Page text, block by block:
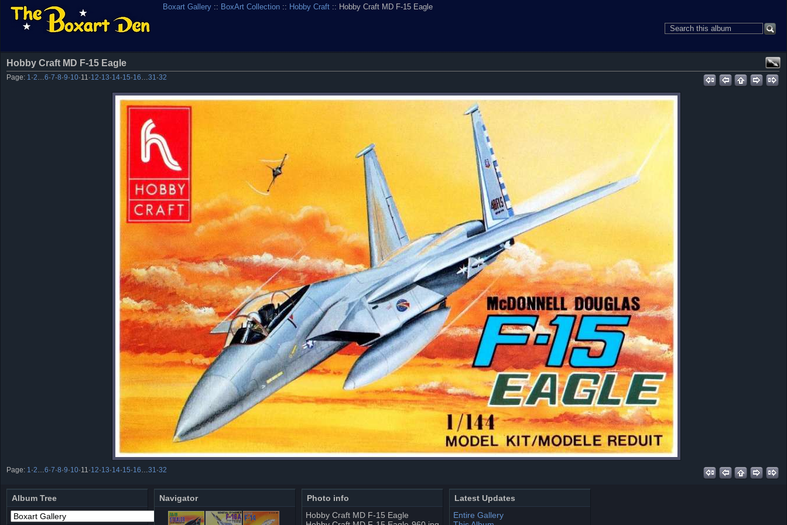
Boxart Gallery :: BoxArt Collection :: Hobby Craft :: Hobby Craft MD F-15 Eagle
Hobby Craft MD F-15 Eagle
Page: 1 ·2 6·7·8·9·10·11 ·12·13·14·15·16 31 ·32
Page: 1 ·2 6·7·8·9·10·11 ·12·13·14·15·16 31 ·32
Album Tree Navigator
Photo info
Hobby Craft MD F-15 Eagle
Latest Updates
Entire Gallery